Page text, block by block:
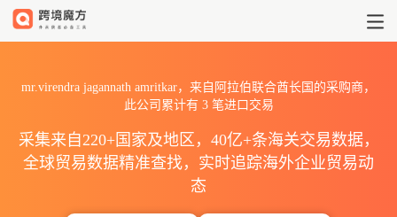
mr.virendra jagannath amritkar，来自阿拉伯联合酋长国的采购商，
此公司累计有 3笔进口交易
采集来自220+国家及地区，40亿+条海关交易数据，
全球贸易数据精准查找，实时追踪海外企业贸易动
态